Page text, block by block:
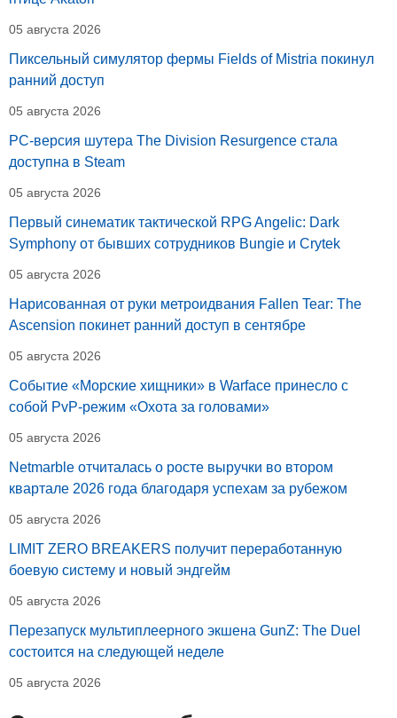
05 августа 2026
Пиксельный симулятор фермы Fields of Mistria покинул
ранний доступ
05 августа 2026
PC-версия шутера The Division Resurgence стала
доступна в Steam
05 августа 2026
Первый синематик тактической RPG Angelic: Dark
Symphony от бывших сотрудников Bungie и Crytek
05 августа 2026
Нарисованная от руки метроидвания Fallen Tear: The
Ascension покинет ранний доступ в сентябре
05 августа 2026
Событие «Морские хищники» в Warface принесло с
собой PvP-режим «Охота за головами»
05 августа 2026
Netmarble отчиталась о росте выручки во втором
квартале 2026 года благодаря успехам за рубежом
05 августа 2026
LIMIT ZERO BREAKERS получит переработанную
боевую систему и новый эндгейм
05 августа 2026
Перезапуск мультиплеерного экшена GunZ: The Duel
состоится на следующей неделе
05 августа 2026